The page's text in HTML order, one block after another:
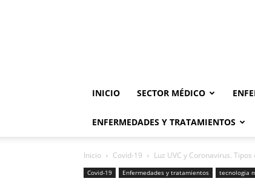
INICIO SECTOR MÉDICO
ENFERMEDADES Y TRATAMIENTOS
Inicio Covid-19 Luz UVC y Coronavirus.
Covid-19 Enfermedades y tratamientos tecnologia